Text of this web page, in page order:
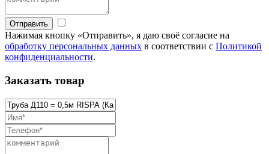
Отправить
Нажимая кнопку «Отправить», я даю своё согласие на
обработку персональных данных в соответствии с Политикой
конфиденциальности.
Заказать товар